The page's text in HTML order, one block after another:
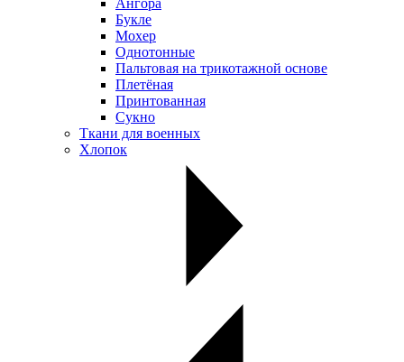
Ангора
Букле
Мохер
Однотонные
Пальтовая на трикотажной основе
Плетёная
Принтованная
Сукно
Ткани для военных
Хлопок